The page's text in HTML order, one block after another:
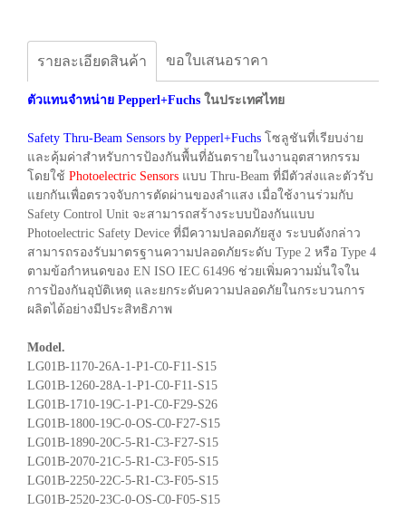
รายละเอียดสินค้า ขอใบเสนอราคา
ตัวแทนจำหน่าย Pepperl+Fuchs ในประเทศไทย
Safety Thru-Beam Sensors by Pepperl+Fuchs โซลูชันที่เรียบง่าย
และคุ้มค่าสำหรับการป้องกันพื้นที่อันตรายในงานอุตสาหกรรม
โดยใช้ Photoelectric Sensors แบบ Thru-Beam ที่มีตัวส่งและตัวรับ
แยกกันเพื่อตรวจจับการตัดผ่านของลำแสง เมื่อใช้งานร่วมกับ
Safety Control Unit จะสามารถสร้างระบบป้องกันแบบ
Photoelectric Safety Device ที่มีความปลอดภัยสูง ระบบดังกล่าว
สามารถรองรับมาตรฐานความปลอดภัยระดับ Type 2 หรือ Type 4
ตามข้อกำหนดของ EN ISO IEC 61496 ช่วยเพิ่มความมั่นใจใน
การป้องกันอุบัติเหตุ และยกระดับความปลอดภัยในกระบวนการ
ผลิตได้อย่างมีประสิทธิภาพ
Model.
LG01B-1170-26A-1-P1-C0-F11-S15
LG01B-1260-28A-1-P1-C0-F11-S15
LG01B-1710-19C-1-P1-C0-F29-S26
LG01B-1800-19C-0-OS-C0-F27-S15
LG01B-1890-20C-5-R1-C3-F27-S15
LG01B-2070-21C-5-R1-C3-F05-S15
LG01B-2250-22C-5-R1-C3-F05-S15
LG01B-2520-23C-0-OS-C0-F05-S15